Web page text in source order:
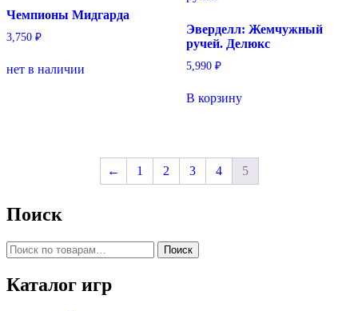
Чемпионы Мидгарда
3,750 ₽
нет в наличии
Эверделл: Жемчужный
ручей. Делюкс
5,990 ₽
В корзину
← 1 2 3 4 5
Поиск
Искать: Поиск
Каталог игр